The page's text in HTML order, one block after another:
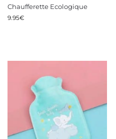
Chaufferette Ecologique
9.95€